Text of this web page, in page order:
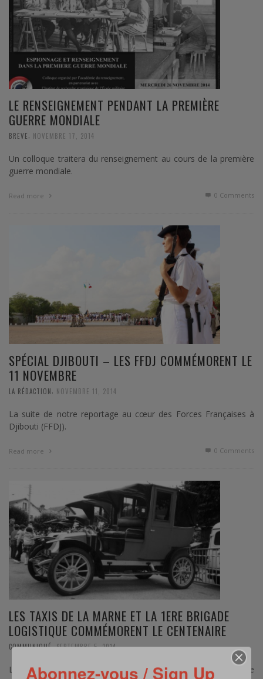
LE RENSEIGNEMENT PENDANT LA PREMIÈRE
GUERRE MONDIALE
BREVE NOVEMBRE 17, 2014
Un colloque traitera du renseignement au cours de la première
guerre mondiale.
Read more 0 Comments
SPÉCIAL DJIBOUTI – LES FFDJ COMMÉMORENT LE
11 NOVEMBRE
LA RÉDACTION NOVEMBRE 11, 2014
La suite de notre reportage au cœur des Forces Françaises à
Djibouti (FFDJ).
Read more 0 Comments
LES TAXIS DE LA MARNE ET LA 1ERE BRIGADE
LOGISTIQUE COMMÉMORENT LE CENTENAIRE
COMMUNIQUÉ, SEPTEMBRE 5, 2014
Le 6 septembre 1914, à l’initiative du gouverneur militaire de
Abonnez-vous / Sign Up